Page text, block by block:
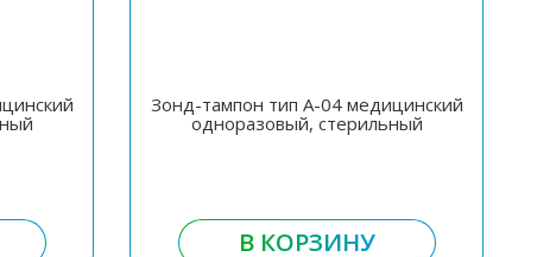
Зонд-тампон тип А-04 медицинский
одноразовый, стерильный
В КОРЗИНУ